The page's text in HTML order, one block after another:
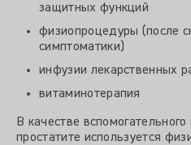
защитных функций
физиопроцедуры (после
симптоматики)
инфузии лекарственных
витаминотерапия
В качестве
простатите используется